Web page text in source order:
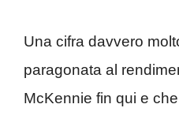
Una cifra davvero
paragonata al
McKennie fin qui e